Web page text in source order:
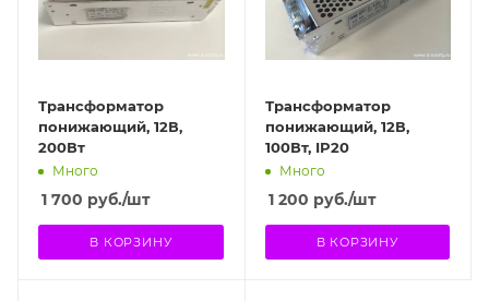
Трансформатор
понижающий, 12В,
200Вт
Много
1 700 руб./шт
В КОРЗИНУ
Трансформатор
понижающий, 12В,
100Вт, IP20
Много
1 200 руб./шт
В КОРЗИНУ